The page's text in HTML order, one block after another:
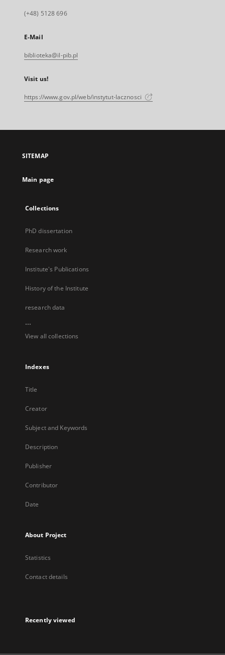
(+48) 5128 696
E-Mail
biblioteka@il-pib.pl
Visit us!
https://www.gov.pl/web/instytut-lacznosci
SITEMAP
Main page
Collections
PhD dissertation
Research work
Institute's Publications
History of the Institute
research data
...
View all collections
Indexes
Title
Creator
Subject and Keywords
Description
Publisher
Contributor
Date
About Project
Statistics
Contact details
Recently viewed